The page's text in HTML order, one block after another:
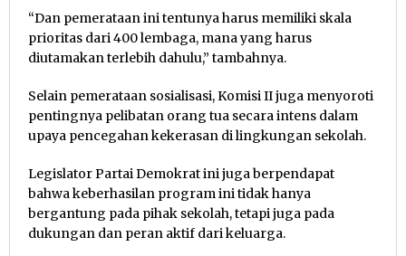
“Dan pemerataan ini tentunya harus memiliki skala
prioritas dari 400 lembaga, mana yang harus
diutamakan terlebih dahulu,” tambahnya.
Selain pemerataan sosialisasi, Komisi II juga menyoroti
pentingnya pelibatan orang tua secara intens dalam
upaya pencegahan kekerasan di lingkungan sekolah.
Legislator Partai Demokrat ini juga berpendapat
bahwa keberhasilan program ini tidak hanya
bergantung pada pihak sekolah, tetapi juga pada
dukungan dan peran aktif dari keluarga.